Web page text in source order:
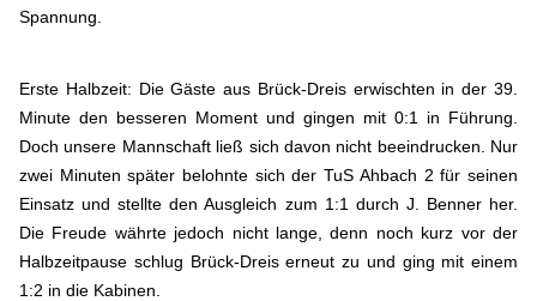
Spannung.
Erste Halbzeit: Die Gäste aus Brück-Dreis erwischten in der 39.
Minute den besseren Moment und gingen mit 0:1 in Führung.
Doch unsere Mannschaft ließ sich davon nicht beeindrucken. Nur
zwei Minuten später belohnte sich der TuS Ahbach 2 für seinen
Einsatz und stellte den Ausgleich zum 1:1 durch J. Benner her.
Die Freude währte jedoch nicht lange, denn noch kurz vor der
Halbzeitpause schlug Brück-Dreis erneut zu und ging mit einem
1:2 in die Kabinen.